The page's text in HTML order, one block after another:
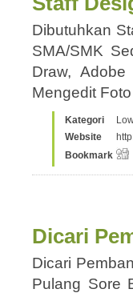
Dibutuhkan
SMA/SMK
Draw,
Mengedit
Kategori
Website
Bookmark
Dicari
Dicari
Pulang Sore